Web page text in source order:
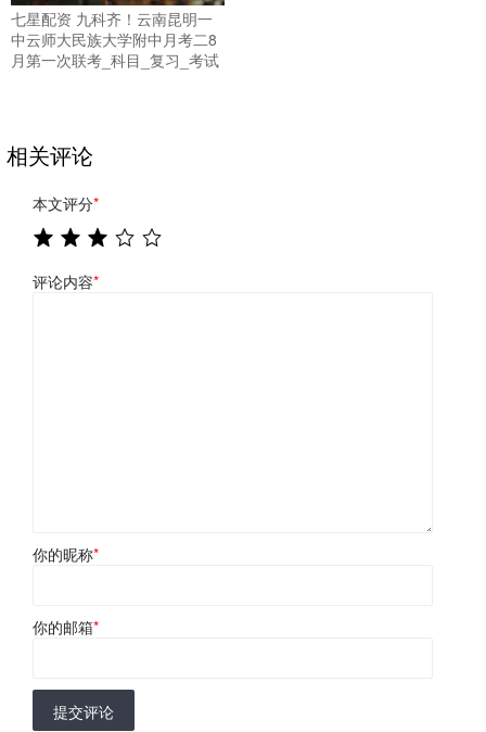
七星配资 九科齐！云南昆明一
中云师大民族大学附中月考二8
月第一次联考_科目_复习_考试
相关评论
本文评分*
评论内容*
你的昵称*
你的邮箱*
提交评论